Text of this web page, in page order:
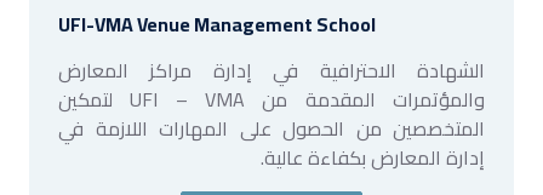
UFI-VMA Venue Management School
الشهادة الاحترافية في إدارة مراكز المعارض
والمؤتمرات المقدمة من UFI – VMA لتمكين
المتخصصين من الحصول على المهارات اللازمة في
إدارة المعارض بكفاءة عالية.